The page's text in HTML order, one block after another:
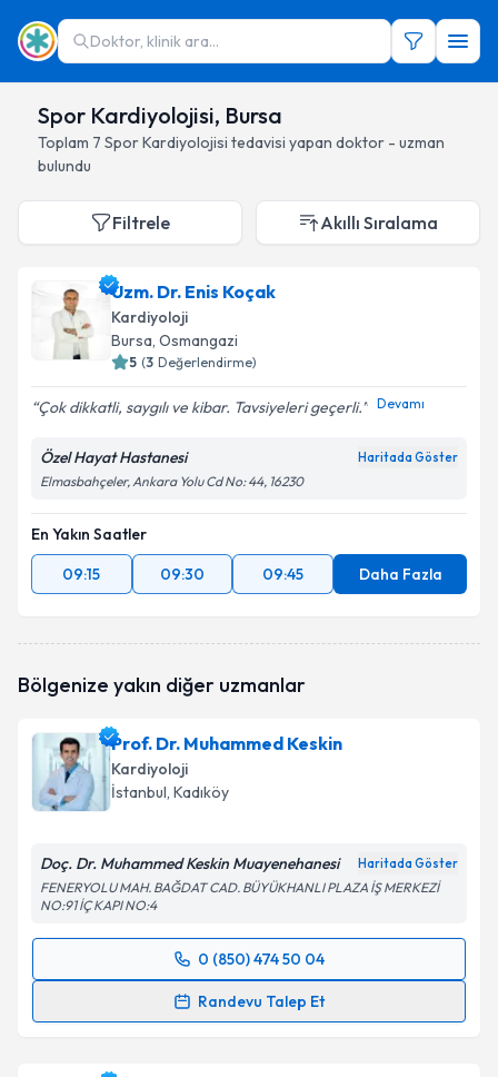
Doktor, klinik ara...
Spor Kardiyolojisi, Bursa
Toplam 7 Spor Kardiyolojisi tedavisi yapan doktor - uzman
bulundu
Filtrele Akıllı Sıralama
Uzm. Dr. Enis Koçak
Kardiyoloji
Bursa, Osmangazi
5 (3 Değerlendirme)
Çok dikkatli, saygılı ve kibar. Tavsiyeleri geçerli. Devamı
Özel Hayat Hastanesi Haritada Göster
Elmasbahçeler, Ankara Yolu Cd No: 44, 16230
En Yakın Saatler
09:15
09:30 09:45 Daha Fazla
Bölgenize yakın diğer uzmanlar
Prof. Dr. Muhammed Keskin
Kardiyoloji
İstanbul, Kadıköy
Doç. Dr. Muhammed Keskin Muayenehanesi Haritada Göster
FENERYOLU MAH. BAĞDAT CAD. BÜYÜKHANLI PLAZA İŞ MERKEZİ
NO:91 İÇ KAPI NO:4
0 (850) 474 50 04
Randevu Talep Et
Randevu Takvimi Talebi